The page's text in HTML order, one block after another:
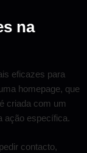
na
eficazes para
homepage, que
criada com um
ação específica.
contacto,